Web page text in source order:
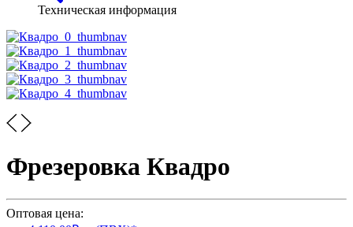
Техническая информация
Фрезеровка Квадро
Оптовая цена: